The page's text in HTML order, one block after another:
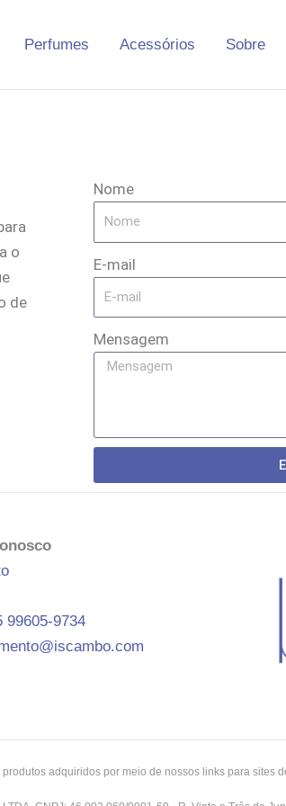
Perfumes Acessórios Sobre
o
de
Nome
E-mail
Mensagem
99605‑9734
adquiridos por meio de nossos links para sites